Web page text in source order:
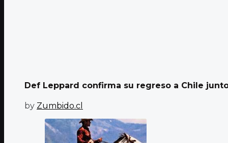
Def Leppard confirma su regreso a Chile
by Zumbido.cl